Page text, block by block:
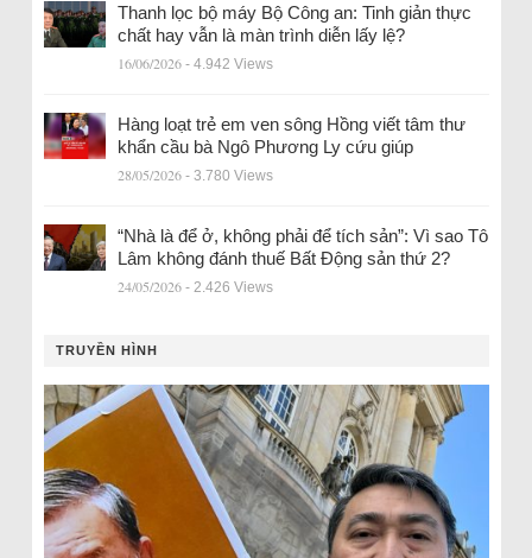
Thanh lọc bộ máy Bộ Công an: Tinh giản thực
chất hay vẫn là màn trình diễn lấy lệ?
16/06/2026 - 4.942 Views
Hàng loạt trẻ em ven sông Hồng viết tâm thư
khẩn cầu bà Ngô Phương Ly cứu giúp
28/05/2026 - 3.780 Views
“Nhà là để ở, không phải để tích sản”: Vì sao Tô
Lâm không đánh thuế Bất Động sản thứ 2?
24/05/2026 - 2.426 Views
TRUYỀN HÌNH